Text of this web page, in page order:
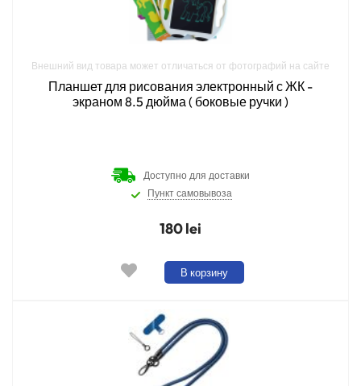
Внешний вид товара может отличаться от фотографий на сайте
Планшет для рисования электронный с ЖК -
экраном 8.5 дюйма ( боковые ручки )
Доступно для доставки
Пункт самовывоза
180 lei
В корзину